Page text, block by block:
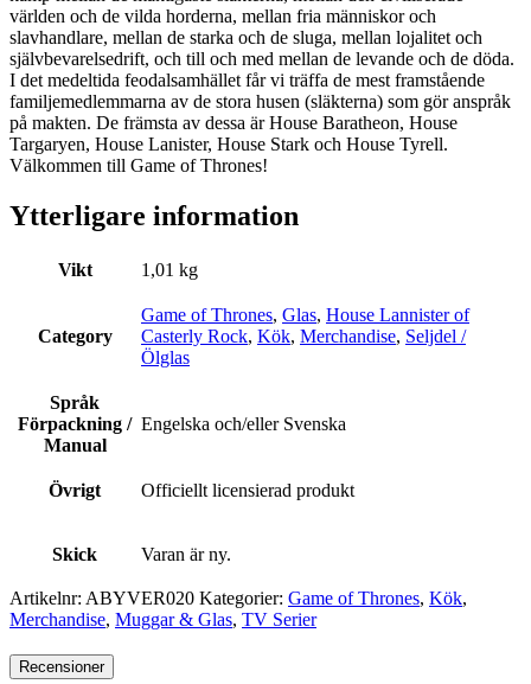
världen och de vilda horderna, mellan fria människor och
slavhandlare, mellan de starka och de sluga, mellan lojalitet och
självbevarelsedrift, och till och med mellan de levande och de döda.
I det medeltida feodalsamhället får vi träffa de mest framstående
familjemedlemmarna av de stora husen (släkterna) som gör anspråk
på makten. De främsta av dessa är House Baratheon, House
Targaryen, House Lanister, House Stark och House Tyrell.
Välkommen till Game of Thrones!
Ytterligare information
Vikt 1,01 kg
Category
Game of Thrones, Glas, House Lannister of
Casterly Rock, Kök, Merchandise, Seljdel /
Ölglas
Språk
Förpackning /
Manual
Engelska och/eller Svenska
Övrigt Officiellt licensierad produkt
Skick Varan är ny.
Artikelnr: ABYVER020 Kategorier: Game of Thrones, Kök,
Merchandise, Muggar & Glas, TV Serier
Recensioner